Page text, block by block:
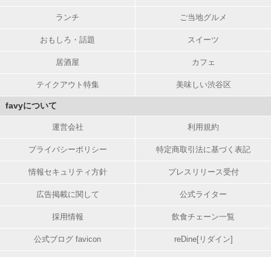
ランチ ご当地グルメ
おもしろ・話題 スイーツ
居酒屋 カフェ
テイクアウト特集 美味しい渋谷区
favyについて
運営会社 利用規約
プライバシーポリシー 特定商取引法に基づく表記
情報セキュリティ方針 プレスリリース受付
広告掲載に関して 公式ライター
採用情報 飲食チェーン一覧
公式ブログ favicon reDine[リダイン]